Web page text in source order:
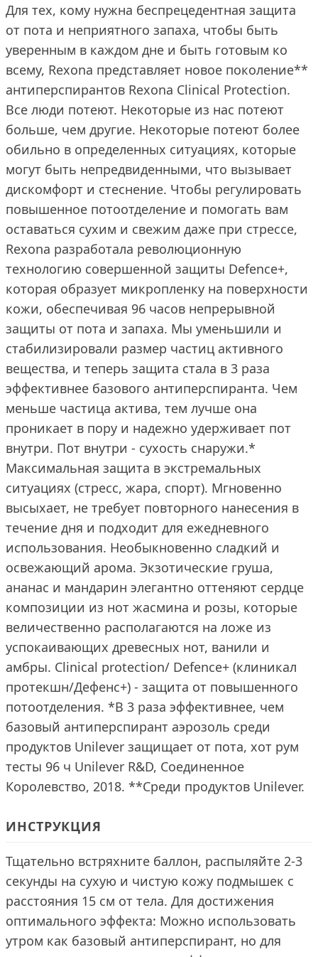
Для тех, кому нужна беспрецедентная защита
от пота и неприятного запаха, чтобы быть
уверенным в каждом дне и быть готовым ко
всему, Rexona представляет новое поколение**
антиперспирантов Rexona Clinical Protection.
Все люди потеют. Некоторые из нас потеют
больше, чем другие. Некоторые потеют более
обильно в определенных ситуациях, которые
могут быть непредвиденными, что вызывает
дискомфорт и стеснение. Чтобы регулировать
повышенное потоотделение и помогать вам
оставаться сухим и свежим даже при стрессе,
Rexona разработала революционную
технологию совершенной защиты Defence+,
которая образует микропленку на поверхности
кожи, обеспечивая 96 часов непрерывной
защиты от пота и запаха. Мы уменьшили и
стабилизировали размер частиц активного
вещества, и теперь защита стала в 3 раза
эффективнее базового антиперспиранта. Чем
меньше частица актива, тем лучше она
проникает в пору и надежно удерживает пот
внутри. Пот внутри - сухость снаружи.*
Максимальная защита в экстремальных
ситуациях (стресс, жара, спорт). Мгновенно
высыхает, не требует повторного нанесения в
течение дня и подходит для ежедневного
использования. Необыкновенно сладкий и
освежающий арома. Экзотические груша,
ананас и мандарин элегантно оттеняют сердце
композиции из нот жасмина и розы, которые
величественно располагаются на ложе из
успокаивающих древесных нот, ванили и
амбры. Clinical protection/ Defence+ (клиникал
протекшн/Дефенс+) - защита от повышенного
потоотделения. *В 3 раза эффективнее, чем
базовый антиперспирант аэрозоль среди
продуктов Unilever защищает от пота, хот рум
тесты 96 ч Unilever R&D, Соединенное
Королевство, 2018. **Cреди продуктов Unilever.
ИНСТРУКЦИЯ
Тщательно встряхните баллон, распыляйте 2-3
секунды на сухую и чистую кожу подмышек с
расстояния 15 см от тела. Для достижения
оптимального эффекта: Можно использовать
утром как базовый антиперспирант, но для